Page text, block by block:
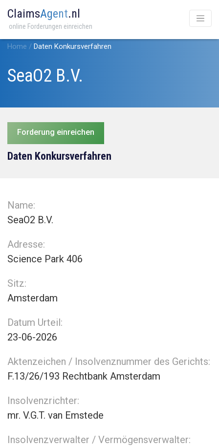
ClaimsAgent.nl
online Forderungen einreichen
Home / Daten Konkursverfahren
SeaO2 B.V.
Forderung einreichen
Daten Konkursverfahren
Name:
SeaO2 B.V.
Adresse:
Science Park 406
Sitz:
Amsterdam
Datum Urteil:
23-06-2026
Aktenzeichen / Insolvenznummer des Gerichts:
F.13/26/193 Rechtbank Amsterdam
Insolvenzrichter:
mr. V.G.T. van Emstede
Insolvenzverwalter / Vermögensverwalter: